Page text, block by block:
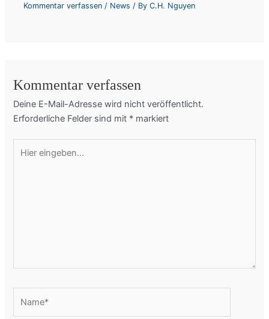
Kommentar verfassen / News / ByC.H. Nguyen
Kommentar verfassen
Deine E-Mail-Adresse wird nicht veröffentlicht.
Erforderliche Felder sind mit * markiert
eingeben…